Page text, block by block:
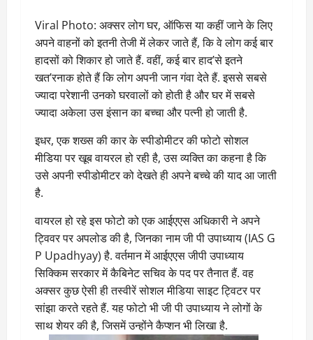
Viral Photo: अक्सर लोग घर, ऑफिस या कहीं जाने के लिए
अपने वाहनों को इतनी तेजी में लेकर जाते हैं, कि वे लोग कई बार
हादसों को शिकार हो जाते हैं. वहीं, कई बार हाद’से इतने
खत’रनाक होते हैं कि लोग अपनी जान गंवा देते हैं. इससे सबसे
ज्यादा परेशानी उनको घरवालों को होती है और घर में सबसे
ज्यादा अकेला उस इंसान का बच्चा और पत्नी हो जाती है.
इधर, एक शख्स की कार के स्पीडोमीटर की फोटो सोशल
मीडिया पर खूब वायरल हो रही है, उस व्यक्ति का कहना है कि
उसे अपनी स्पीडोमीटर को देखते ही अपने बच्चे की याद आ जाती
है.
वायरल हो रहे इस फोटो को एक आईएएस अधिकारी ने अपने
ट्विवर पर अपलोड की है, जिनका नाम जी पी उपाध्याय (IAS G
P Upadhyay) है. वर्तमान में आईएएस जीपी उपाध्याय
सिक्किम सरकार में कैबिनेट सचिव के पद पर तैनात हैं. वह
अक्सर कुछ ऐसी ही तस्वीरें सोशल मीडिया साइट ट्विटर पर
सांझा करते रहते हैं. यह फोटो भी जी पी उपाध्याय ने लोगों के
साथ शेयर की है, जिसमें उन्होंने कैप्शन भी लिखा है.